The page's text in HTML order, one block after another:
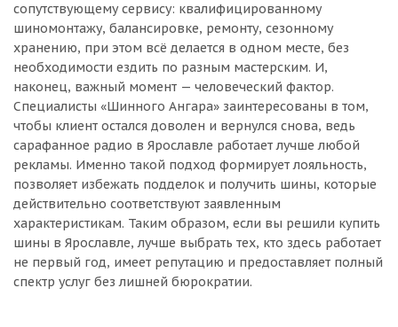
сопутствующему сервису: квалифицированному
шиномонтажу, балансировке, ремонту, сезонному
хранению, при этом всё делается в одном месте, без
необходимости ездить по разным мастерским. И,
наконец, важный момент — человеческий фактор.
Специалисты «Шинного Ангара» заинтересованы в том,
чтобы клиент остался доволен и вернулся снова, ведь
сарафанное радио в Ярославле работает лучше любой
рекламы. Именно такой подход формирует лояльность,
позволяет избежать подделок и получить шины, которые
действительно соответствуют заявленным
характеристикам. Таким образом, если вы решили купить
шины в Ярославле, лучше выбрать тех, кто здесь работает
не первый год, имеет репутацию и предоставляет полный
спектр услуг без лишней бюрократии.